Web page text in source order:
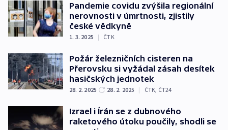
Pandemie covidu zvýšila regionální
nerovnosti v úmrtnosti, zjistily
české vědkyně
1. 3. 2025 | ČTK
Požár železničních cisteren na
Přerovsku si vyžádal zásah desítek
hasičských jednotek
28. 2. 2025 28. 2. 2025 | ČTK ČT24
Izrael i Írán se z dubnového
raketového útoku poučily, shodli se